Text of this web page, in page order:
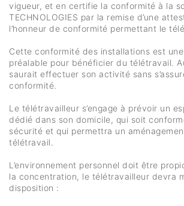
vigueur, et en certifie la conformité à la
TECHNOLOGIES par la remise d’une
l’honneur de conformité permettant le
Cette conformité des installations est
préalable pour bénéficier du télétravail.
saurait effectuer son activité sans
conformité.
Le télétravailleur s’engage à prévoir un
dédié dans son domicile, qui soit
sécurité et qui permettra un
télétravail.
L’environnement personnel doit être
la concentration, le télétravailleur devra
disposition :